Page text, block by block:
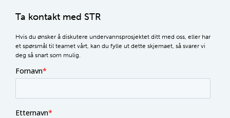
Ta kontakt med STR
Hvis du ønsker å diskutere undervannsprosjektet ditt med oss, eller har
et spørsmål til teamet vårt, kan du fylle ut dette skjemaet, så svarer vi
deg så snart som mulig.